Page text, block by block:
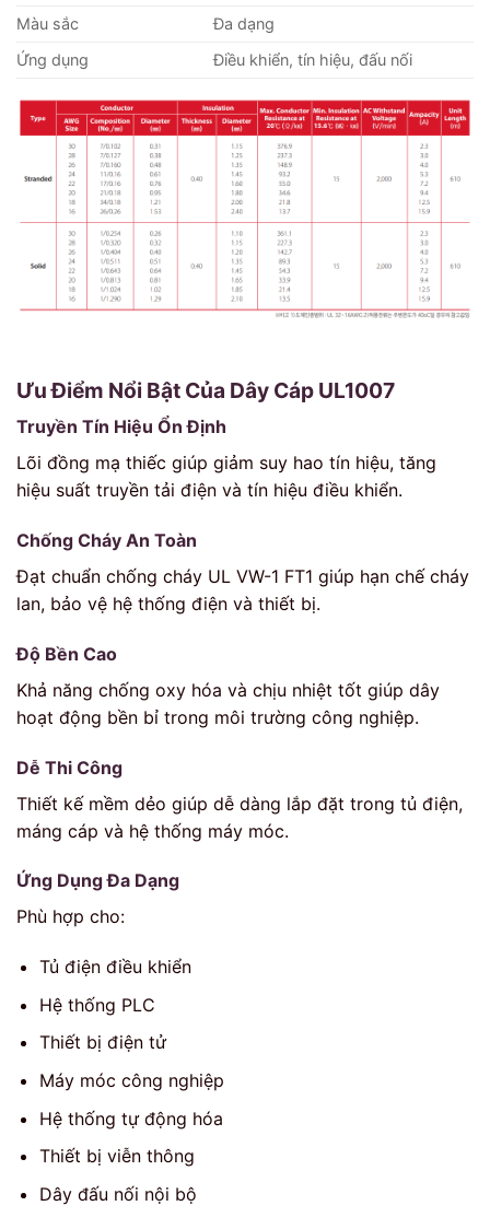
Màu sắc
Đa dạng
Ứng dụng
Điều khiển, tín hiệu, đấu nối
Ưu Điểm Nổi Bật Của Dây Cáp UL1007
Truyền Tín Hiệu Ổn Định
Lõi đồng mạ thiếc giúp giảm suy hao tín hiệu, tăng
hiệu suất truyền tải điện và tín hiệu điều khiển.
Chống Cháy An Toàn
Đạt chuẩn chống cháy UL VW-1 FT1 giúp hạn chế cháy
lan, bảo vệ hệ thống điện và thiết bị.
Độ Bền Cao
Khả năng chống oxy hóa và chịu nhiệt tốt giúp dây
hoạt động bền bỉ trong môi trường công nghiệp.
Dễ Thi Công
Thiết kế mềm dẻo giúp dễ dàng lắp đặt trong tủ điện,
máng cáp và hệ thống máy móc.
Ứng Dụng Đa Dạng
Phù hợp cho:
Tủ điện điều khiển
Hệ thống PLC
Thiết bị điện tử
Máy móc công nghiệp
Hệ thống tự động hóa
Thiết bị viễn thông
Dây đấu nối nội bộ